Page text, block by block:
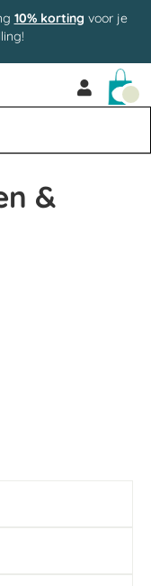
10% korting voor je
&